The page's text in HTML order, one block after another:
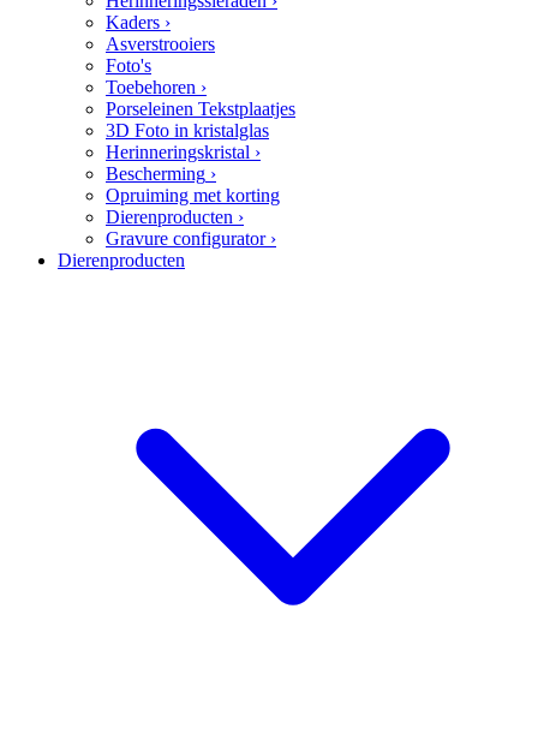
Kaders ›
Asverstrooiers
Foto's
Toebehoren ›
Porseleinen Tekstplaatjes
3D Foto in kristalglas
Herinneringskristal ›
Bescherming ›
Opruiming met korting
Dierenproducten ›
Gravure configurator ›
Dierenproducten